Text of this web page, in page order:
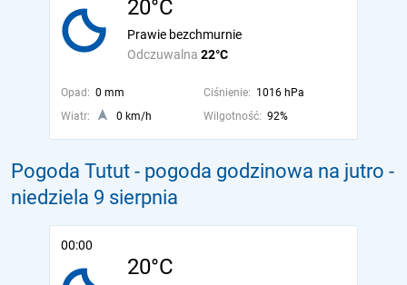
20°C
Odczuwalna 22°C
Prawie bezchmurnie
Opad: 0 mm Ciśnienie: 1016 hPa
Wiatr:
0 km/h Wilgotność: 92%
Pogoda Tutut - pogoda godzinowa na jutro -
niedziela 9 sierpnia
00:00
20°C